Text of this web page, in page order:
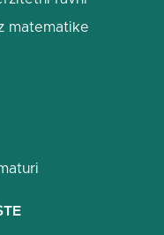
matematike